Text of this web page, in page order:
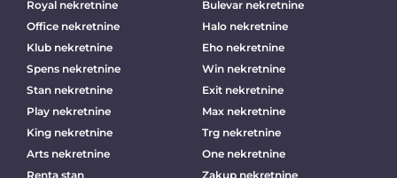
Royal nekretnine
Bulevar nekretnine
Office nekretnine
Halo nekretnine
Klub nekretnine
Eho nekretnine
Spens nekretnine
Win nekretnine
Stan nekretnine
Exit nekretnine
Play nekretnine
Max nekretnine
King nekretnine
Trg nekretnine
Arts nekretnine
One nekretnine
Renta stan
Zakup nekretnine